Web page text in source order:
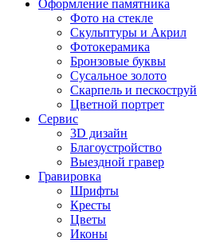
Оформление памятника
Фото на стекле
Скульптуры и Акрил
Фотокерамика
Бронзовые буквы
Сусальное золото
Скарпель и пескоструй
Цветной портрет
Сервис
3D дизайн
Благоустройство
Выездной гравер
Гравировка
Шрифты
Кресты
Цветы
Иконы